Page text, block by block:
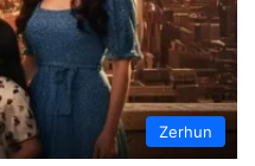
Zerhun